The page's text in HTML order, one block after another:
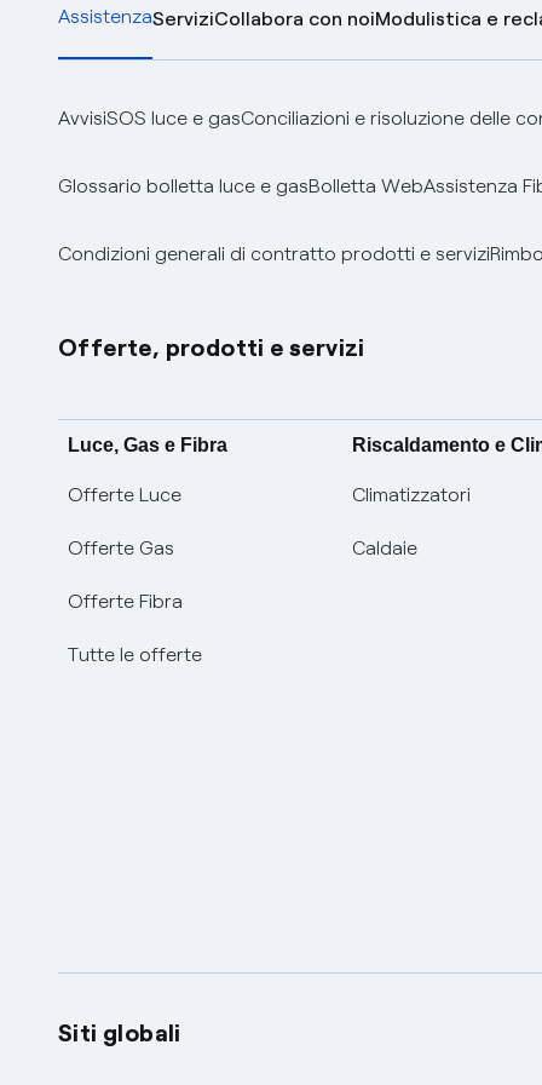
AssistenzaServiziCollabora con noiModulistica e
AvvisiSOS luce e gasConciliazioni e risoluzione delle
Glossario bolletta luce e gasBolletta WebAssistenza
Condizioni generali di contratto prodotti e servizi
Offerte, prodotti e servizi
Luce, Gas e Fibra
Offerte Luce
Offerte Gas
Offerte Fibra
Tutte le offerte
Riscaldamento e
Climatizzatori
Caldaie
Siti globali